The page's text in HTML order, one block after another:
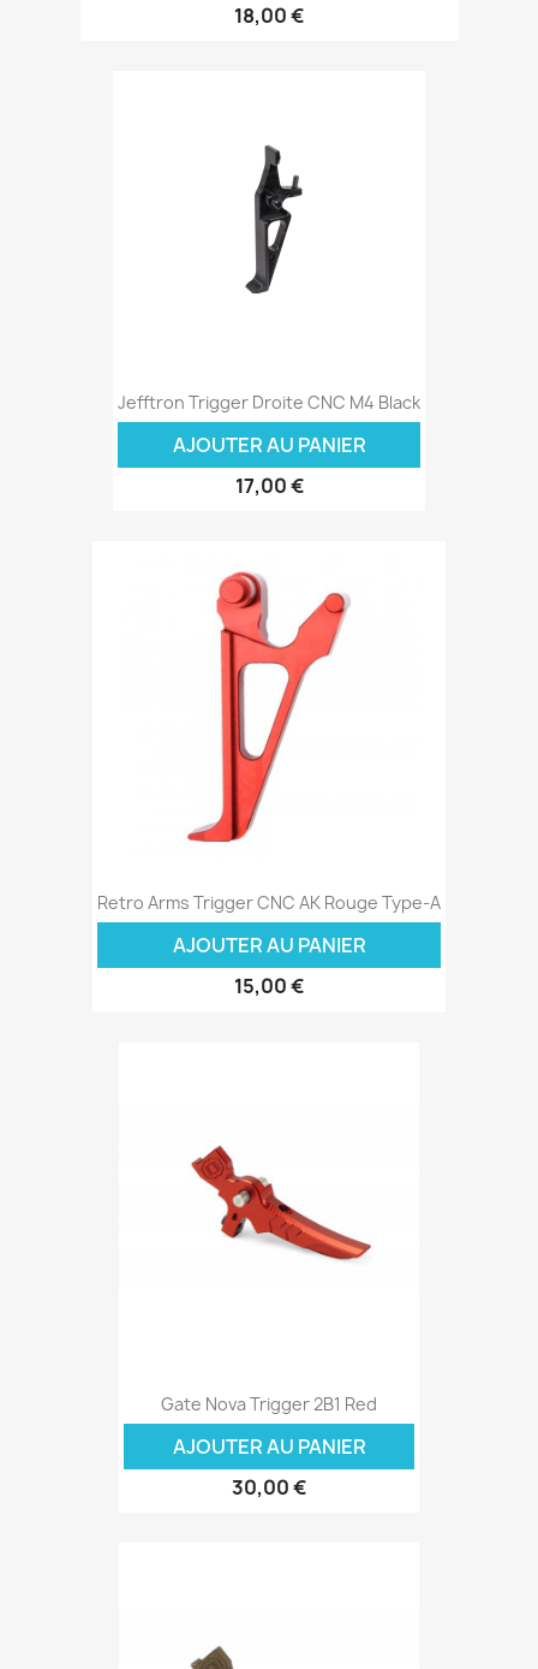
18,00 €
Jefftron Trigger Droite CNC M4 Black
AJOUTER AU PANIER
17,00 €
Retro Arms Trigger CNC AK Rouge Type-A
AJOUTER AU PANIER
15,00 €
Gate Nova Trigger 2B1 Red
AJOUTER AU PANIER
30,00 €